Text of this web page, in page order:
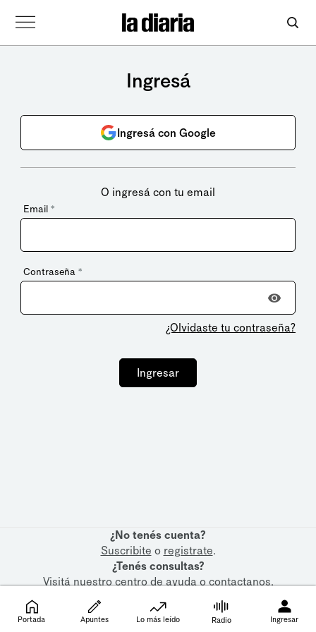
Ingresá
Ingresá con Google
O ingresá con tu email
Email *
Contraseña *
¿Olvidaste tu contraseña?
Ingresar
¿No tenés cuenta?
Suscribite o registrate.
¿Tenés consultas?
Visitá nuestrocentro de ayudaocontactanos.
Portada Apuntes Lo más leído Radio Ingresar